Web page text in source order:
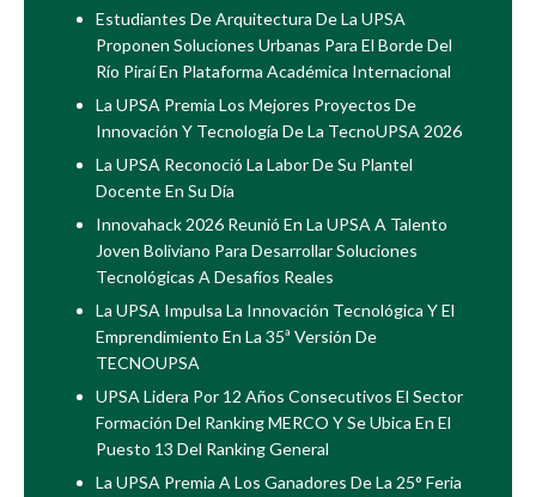
Estudiantes De Arquitectura De La UPSA
Proponen Soluciones Urbanas Para El Borde Del
Río Piraí En Plataforma Académica Internacional
La UPSA Premia Los Mejores Proyectos De
Innovación Y Tecnología De La TecnoUPSA 2026
La UPSA Reconoció La Labor De Su Plantel
Docente En Su Día
Innovahack 2026 Reunió En La UPSA A Talento
Joven Boliviano Para Desarrollar Soluciones
Tecnológicas A Desafíos Reales
La UPSA Impulsa La Innovación Tecnológica Y El
Emprendimiento En La 35ª Versión De
TECNOUPSA
UPSA Lidera Por 12 Años Consecutivos El Sector
Formación Del Ranking MERCO Y Se Ubica En El
Puesto 13 Del Ranking General
La UPSA Premia A Los Ganadores De La 25° Feria